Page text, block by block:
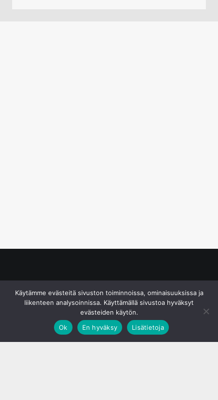
Käytämme evästeitä sivuston toiminnoissa, ominaisuuksissa ja
liikenteen analysoinnissa. Käyttämällä sivustoa hyväksyt
evästeiden käytön.
Ok
En hyväksy Lisätietoja